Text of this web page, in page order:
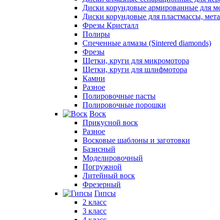
Диски корундовые армированные для
Диски корундовые для пластмассы,
Фрезы Кристалл
Полиры
Спеченные алмазы (Sintered diamonds)
Фрезы
Щетки, круги для микромотора
Щетки, круги для шлифмотора
Камни
Разное
Полировочные пасты
Полировочные порошки
Воск
Прикусной воск
Разное
Восковые шаблоны и заготовки
Базисный
Моделировочный
Погружной
Литейный воск
Фрезерный
Гипсы
2 класс
3 класс